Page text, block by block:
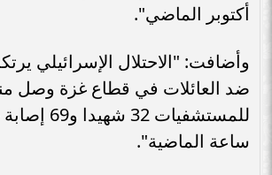
أكتوبر الماضي".
ضد العائلات في قطاع غزة وصل
ساعة الماضية".